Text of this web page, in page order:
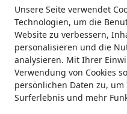
Unsere Seite verwendet
Technologien, um die
Website zu verbessern,
personalisieren und die
analysieren. Mit Ihrer
Verwendung von Cookies
persönlichen Daten zu,
Surferlebnis und mehr
Karibu Pools inkl.
Starterset
Startseite
Marken KGT Kreative
KGT Stahl